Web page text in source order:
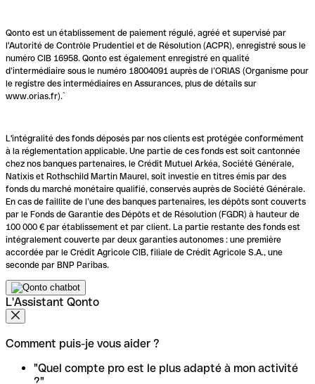
Qonto est un établissement de paiement régulé, agréé et supervisé par
l'Autorité de Contrôle Prudentiel et de Résolution (ACPR), enregistré sous le
numéro CIB 16958. Qonto est également enregistré en qualité
d’intermédiaire sous le numéro 18004091 auprès de l’ORIAS (Organisme pour
le registre des intermédiaires en Assurances, plus de détails sur
www.orias.fr).`
L'intégralité des fonds déposés par nos clients est protégée conformément
à la réglementation applicable. Une partie de ces fonds est soit cantonnée
chez nos banques partenaires, le Crédit Mutuel Arkéa, Société Générale,
Natixis et Rothschild Martin Maurel, soit investie en titres émis par des
fonds du marché monétaire qualifié, conservés auprès de Société Générale.
En cas de faillite de l’une des banques partenaires, les dépôts sont couverts
par le Fonds de Garantie des Dépôts et de Résolution (FGDR) à hauteur de
100 000 € par établissement et par client. La partie restante des fonds est
intégralement couverte par deux garanties autonomes : une première
accordée par le Crédit Agricole CIB, filiale de Crédit Agricole S.A., une
seconde par BNP Paribas.
L'Assistant Qonto
Comment puis-je vous aider ?
"Quel compte pro est le plus adapté à mon activité